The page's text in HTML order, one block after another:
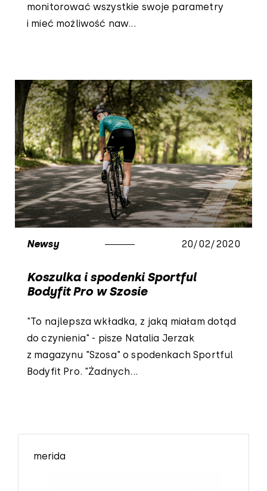
monitorować wszystkie swoje parametry
i mieć możliwość naw...
Newsy 20/02/2020
Koszulka i spodenki Sportful
Bodyfit Pro w Szosie
"To najlepsza wkładka, z jaką miałam dotąd
do czynienia" - pisze Natalia Jerzak
z magazynu "Szosa" o spodenkach Sportful
Bodyfit Pro. "Żadnych...
merida